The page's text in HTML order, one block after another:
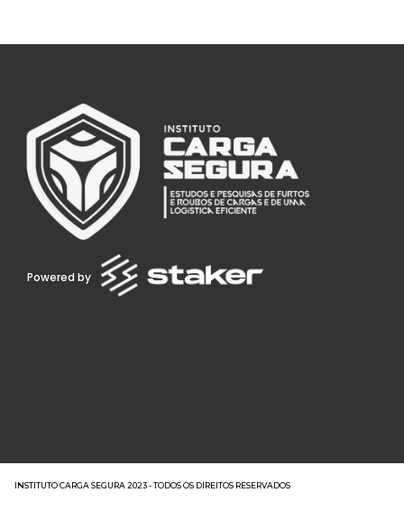
Powered by
INSTITUTO CARGA SEGURA 2023 - TODOS OS DIREITOS RESERVADOS